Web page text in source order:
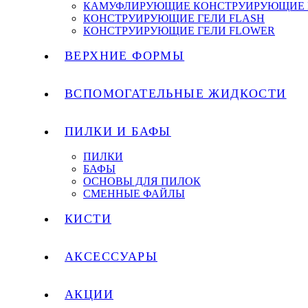
КАМУФЛИРУЮЩИЕ КОНСТРУИРУЮЩИЕ
КОНСТРУИРУЮЩИЕ ГЕЛИ FLASH
КОНСТРУИРУЮЩИЕ ГЕЛИ FLOWER
ВЕРХНИЕ ФОРМЫ
ВСПОМОГАТЕЛЬНЫЕ ЖИДКОСТИ
ПИЛКИ И БАФЫ
ПИЛКИ
БАФЫ
ОСНОВЫ ДЛЯ ПИЛОК
СМЕННЫЕ ФАЙЛЫ
КИСТИ
АКСЕССУАРЫ
АКЦИИ